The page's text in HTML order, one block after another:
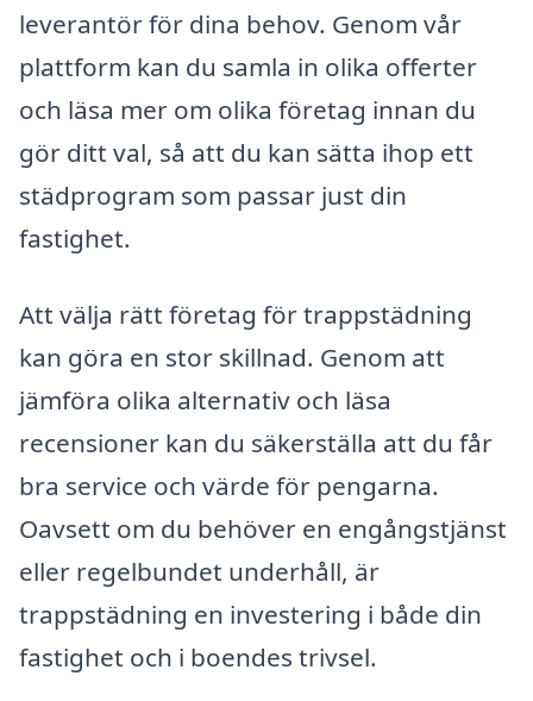
leverantör för dina behov. Genom vår
plattform kan du samla in olika offerter
och läsa mer om olika företag innan du
gör ditt val, så att du kan sätta ihop ett
städprogram som passar just din
fastighet.
Att välja rätt företag för trappstädning
kan göra en stor skillnad. Genom att
jämföra olika alternativ och läsa
recensioner kan du säkerställa att du får
bra service och värde för pengarna.
Oavsett om du behöver en engångstjänst
eller regelbundet underhåll, är
trappstädning en investering i både din
fastighet och i boendes trivsel.